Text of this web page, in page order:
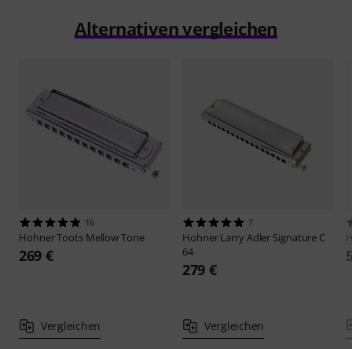
Alternativen vergleichen
16
HohnerToots Mellow Tone
269 €
Vergleichen
7
HohnerLarry Adler Signature C
64
279 €
Vergleichen